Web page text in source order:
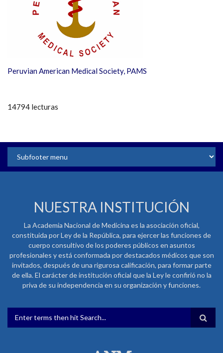
Peruvian American Medical Society, PAMS
14794 lecturas
NUESTRA INSTITUCIÓN
La Academia Nacional de Medicina es la asociación oficial,
constituida por Ley de la República, para ejercer las funciones de
cuerpo consultivo de los poderes públicos en asuntos
profesionales y está conformada por destacados médicos que son
invitados, después de una rigurosa calificación, para formar parte
de ella. El carácter de institución oficial que la Ley le confirió no la
priva de su independencia en su organización y funciones.
FORMULARIO DE BÚSQUEDA